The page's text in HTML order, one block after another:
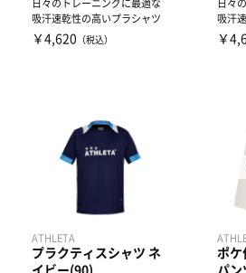
日々のトレーニングに最適な
吸汗速乾性の高いプラシャツ
￥4,620 （税込）
日々
吸汗
￥
ATHLETA
プラクティスシャツ ネ
イビー(90)
ポケ
パン